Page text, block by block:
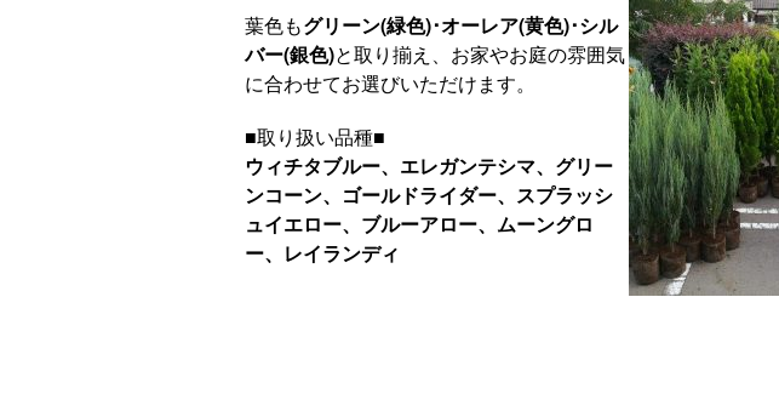
葉色もグリーン(緑色)･オーレア(黄色)･シル
バー(銀色)と取り揃え、お家やお庭の雰囲気
に合わせてお選びいただけます。
■取り扱い品種■
ウィチタブルー、エレガンテシマ、グリー
ンコーン、ゴールドライダー、スプラッシ
ュイエロー、ブルーアロー、ムーングロ
ー、レイランディ